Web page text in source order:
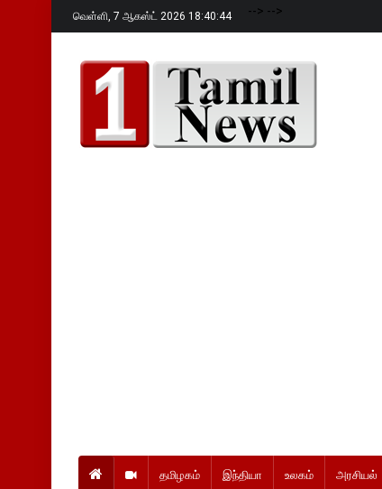
வெள்ளி, 7 ஆகஸ்ட் 2026 18:40:46 --> -->
தமிழகம் இந்தியா உலகம் அரசியல்